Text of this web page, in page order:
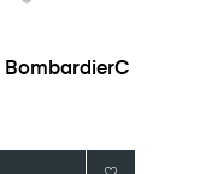
BombardierC